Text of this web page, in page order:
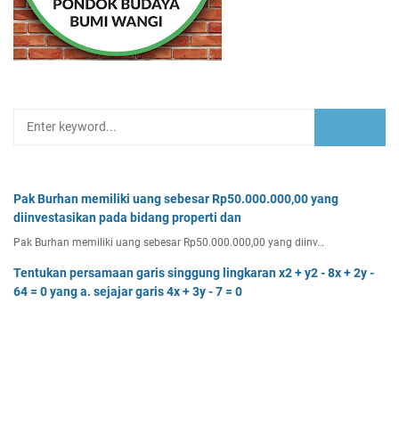
Pak Burhan memiliki uang sebesar Rp50.000.000,00 yang
diinvestasikan pada bidang properti dan
Pak Burhan memiliki uang sebesar Rp50.000.000,00 yang diinv…
Tentukan persamaan garis singgung lingkaran x2 + y2 - 8x + 2y -
64 = 0 yang a. sejajar garis 4x + 3y - 7 = 0